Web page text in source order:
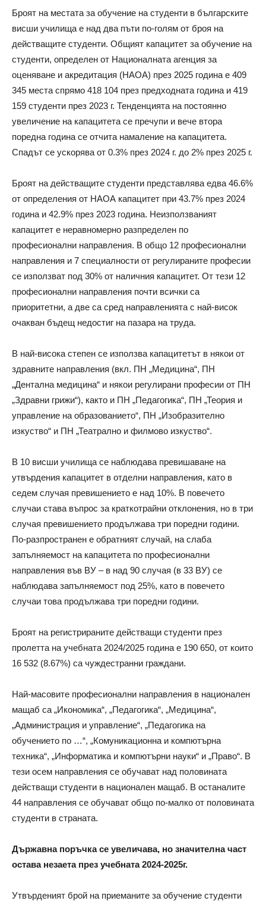
Броят на местата за обучение на студенти в българските
висши училища е над два пъти по-голям от броя на
действащите студенти. Общият капацитет за обучение на
студенти, определен от Националната агенция за
оценяване и акредитация (НАОА) през 2025 година е 409
345 места спрямо 418 104 през предходната година и 419
159 студенти през 2023 г. Тенденцията на постоянно
увеличение на капацитета се пречупи и вече втора
поредна година се отчита намаление на капацитета.
Спадът се ускорява от 0.3% през 2024 г. до 2% през 2025 г.
Броят на действащите студенти представлява едва 46.6%
от определения от НАОА капацитет при 43.7% през 2024
година и 42.9% през 2023 година. Неизползваният
капацитет е неравномерно разпределен по
професионални направления. В общо 12 професионални
направления и 7 специалности от регулираните професии
се използват под 30% от наличния капацитет. От тези 12
професионални направления почти всички са
приоритетни, а две са сред направленията с най-висок
очакван бъдещ недостиг на пазара на труда.
В най-висока степен се използва капацитетът в някои от
здравните направления (вкл. ПН „Медицина“, ПН
„Дентална медицина“ и някои регулирани професии от ПН
„Здравни грижи“), както и ПН „Педагогика“, ПН „Теория и
управление на образованието“, ПН „Изобразително
изкуство“ и ПН „Театрално и филмово изкуство“.
В 10 висши училища се наблюдава превишаване на
утвърдения капацитет в отделни направления, като в
седем случая превишението е над 10%. В повечето
случаи става въпрос за краткотрайни отклонения, но в три
случая превишението продължава три поредни години.
По-разпространен е обратният случай, на слаба
запълняемост на капацитета по професионални
направления във ВУ – в над 90 случая (в 33 ВУ) се
наблюдава запълняемост под 25%, като в повечето
случаи това продължава три поредни години.
Броят на регистрираните действащи студенти през
пролетта на учебната 2024/2025 година е 190 650, от които
16 532 (8.67%) са чуждестранни граждани.
Най-масовите професионални направления в национален
мащаб са „Икономика“, „Педагогика“, „Медицина“,
„Администрация и управление“, „Педагогика на
обучението по …“, „Комуникационна и компютърна
техника“, „Информатика и компютърни науки“ и „Право“. В
тези осем направления се обучават над половината
действащи студенти в национален мащаб. В останалите
44 направления се обучават общо по-малко от половината
студенти в страната.
Държавна поръчка се увеличава, но значителна част
остава незаета през учебната 2024-2025г.
Утвърденият брой на приеманите за обучение студенти